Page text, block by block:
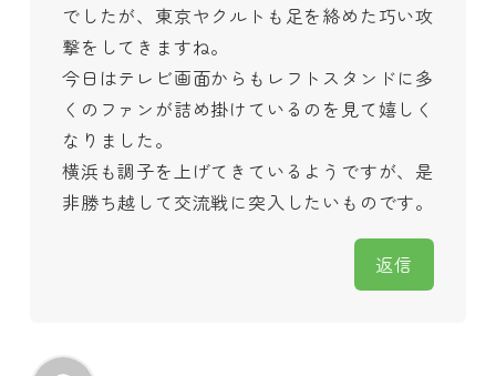
でしたが、東京ヤクルトも足を絡めた巧い攻
撃をしてきますね。
今日はテレビ画面からもレフトスタンドに多
くのファンが詰め掛けているのを見て嬉しく
なりました。
横浜も調子を上げてきているようですが、是
非勝ち越して交流戦に突入したいものです。
返信